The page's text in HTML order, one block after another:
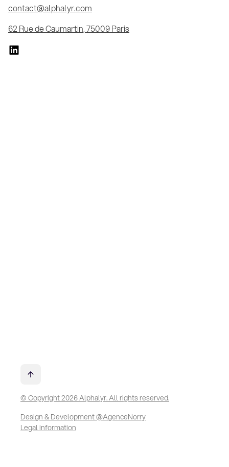
contact@alphalyr.com
62 Rue de Caumartin, 75009 Paris
© Copyright 2026 Alphalyr. All rights reserved.
Design & Development @AgenceNorry
Legal information